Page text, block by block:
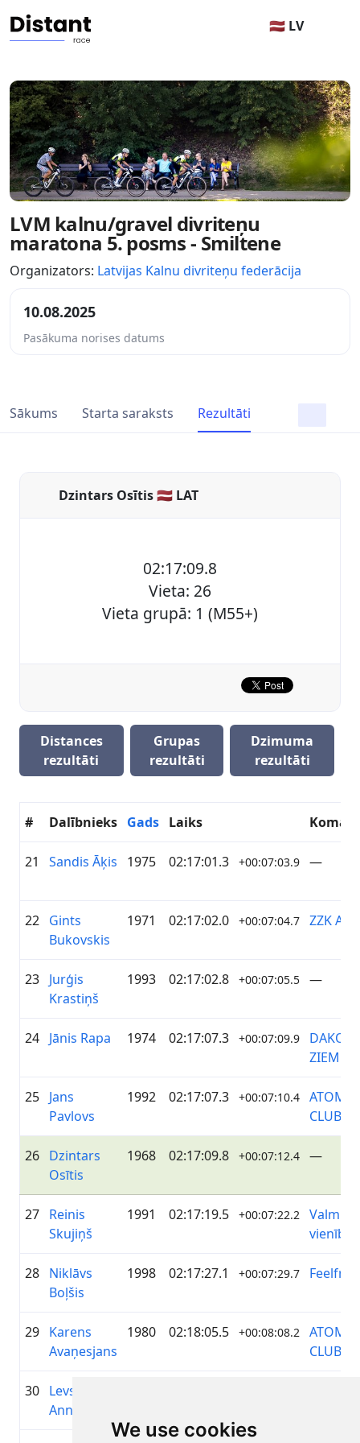
We use cookies
🇱🇻 LV
LVM kalnu/gravel divriteņu
maratona 5. posms - Smiltene
Organizators: Latvijas Kalnu divriteņu federācija
10.08.2025
Pasākuma norises datums
Sākums Starta saraksts Rezultāti
Dzintars Osītis 🇱🇻 LAT
02:17:09.8
Vieta: 26
Vieta grupā: 1 (M55+)
Distances
rezultāti
Grupas
rezultāti
Dzimuma
rezultāti
# Dalībnieks Gads Laiks
21 Sandis Āķis 1975 02:17:01.3 +00:07:03.9 —
22 Gints
Bukovskis
1971 02:17:02.0 +00:07:04.7 ZZK AP
23 Jurģis
Krastiņš
1993 02:17:02.8 +00:07:05.5 —
24 Jānis Rapa 1974 02:17:07.3 +00:07:09.9
DAKO
25 Jans
Pavlovs
1992 02:17:07.3 +00:07:10.4
ATOM
CLUB
26 Dzintars
Osītis
1968 02:17:09.8 +00:07:12.4 —
27 Reinis
Skujiņš
1991 02:17:19.5 +00:07:22.2
vienība
28 Niklāvs
Boļšis
1998 02:17:27.1 +00:07:29.7
29 Karens
Avaņesjans
1980 02:18:05.5 +00:08:08.2
ATOM
CLUB
30 Levs
Annenkovs